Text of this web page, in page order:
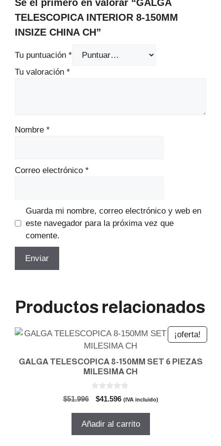
Sé el primero en valorar “GALGA
TELESCOPICA INTERIOR 8-150MM
INSIZE CHINA CH”
Tu puntuación *
Tu valoración *
Nombre *
Correo electrónico *
Guarda mi nombre, correo electrónico y web en
este navegador para la próxima vez que
comente.
Productos relacionados
¡oferta!
GALGA TELESCOPICA 8-150MM SET 6 PIEZAS
MILESIMA CH
$51.996
El
original
$41.596El
actual
(IVA incluido)
Añadir al carrito